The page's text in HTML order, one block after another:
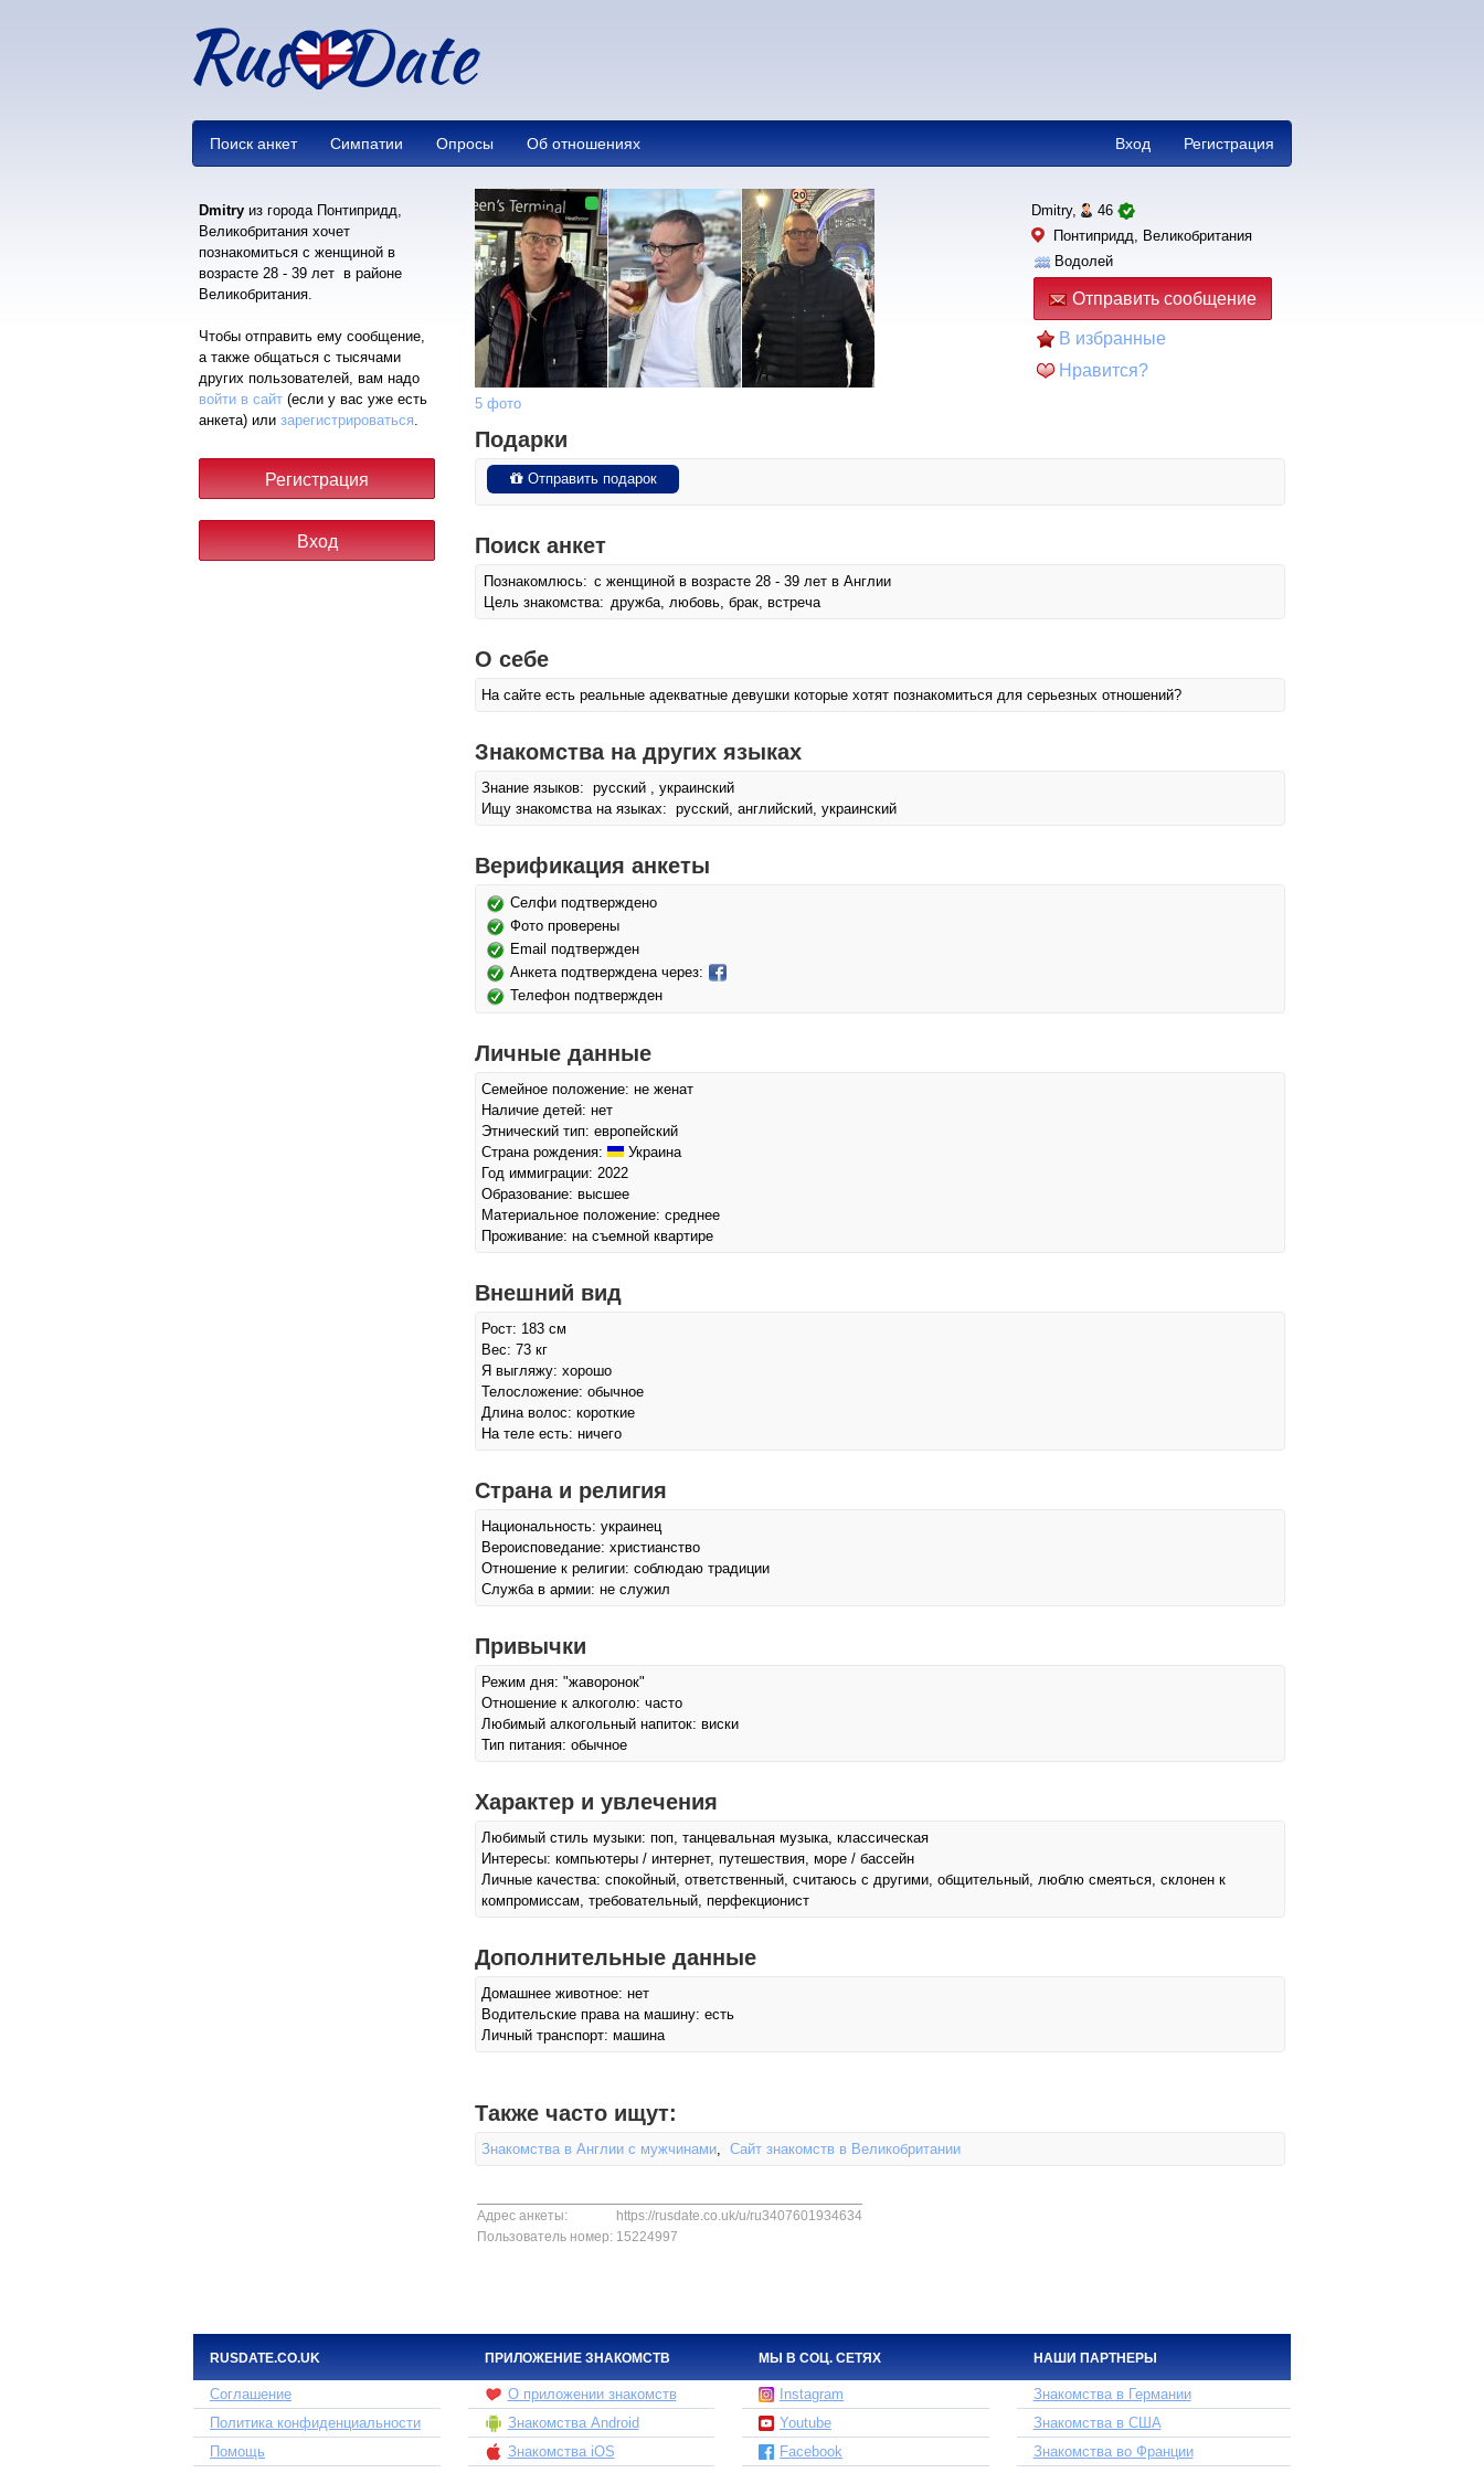
Поиск анкет Симпатии Опросы Об отношениях Регистрация
Вход
Dmitry из города Понтипридд,
Великобритания хочет
познакомиться с женщиной в
возрасте 28 - 39 лет в районе
Великобритания.
Чтобы отправить ему сообщение,
а также общаться с тысячами
других пользователей, вам надо
войти в сайт (если у вас уже есть
анкета) или зарегистрироваться.
5 фото
Dmitry,
46
Понтипридд, Великобритания
Водолей
Отправить сообщение
В избранные
Нравится?
Подарки
Отправить подарок
Поиск анкет
Познакомлюсь: с женщиной в возрасте 28 - 39 лет в Англии
Цель знакомства: дружба, любовь, брак, встреча
О себе
На сайте есть реальные адекватные девушки которые хотят познакомиться для серьезных отношений?
Знакомства на других языках
Знание языков: русский , украинский
Ищу знакомства на языках: русский, английский, украинский
Верификация анкеты
Селфи подтверждено
Фото проверены
Email подтвержден
Анкета подтверждена через:
Телефон подтвержден
Личные данные
Семейное положение: не женат
Наличие детей: нет
Этнический тип: европейский
Страна рождения:
Украина
Год иммиграции: 2022
Образование: высшее
Материальное положение: среднее
Проживание: на съемной квартире
Внешний вид
Рост: 183 см
Вес: 73 кг
Я выгляжу: хорошо
Телосложение: обычное
Длина волос: короткие
На теле есть: ничего
Страна и религия
Национальность: украинец
Вероисповедание: христианство
Отношение к религии: соблюдаю традиции
Служба в армии: не служил
Привычки
Режим дня: "жаворонок"
Отношение к алкоголю: часто
Любимый алкогольный напиток: виски
Тип питания: обычное
Характер и увлечения
Любимый стиль музыки: поп, танцевальная музыка, классическая
Интересы: компьютеры / интернет, путешествия, море / бассейн
Личные качества: спокойный, ответственный, считаюсь с другими, общительный, люблю смеяться, склонен к
компромиссам, требовательный, перфекционист
Дополнительные данные
Домашнее животное: нет
Водительские права на машину: есть
Личный транспорт: машина
Также часто ищут:
Знакомства в Англии с мужчинами, Сайт знакомств в Великобритании
Адрес анкеты:
https://rusdate.co.uk/u/ru3407601934634
Пользователь номер: 15224997
RUSDATE.CO.UK ПРИЛОЖЕНИЕ ЗНАКОМСТВ МЫ В СОЦ. СЕТЯХ НАШИ ПАРТНЕРЫ
Соглашение
Политика конфиденциальности
Помощь
О приложении знакомств
Знакомства Android
Знакомства iOS
Instagram
Youtube
Facebook
Знакомства в Германии
Знакомства в США
Знакомства во Франции